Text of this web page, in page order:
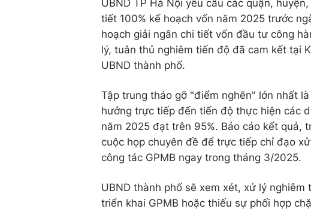
UBND TP Hà Nội yêu cầu các quận,
tiết 100% kế hoạch vốn năm 2025 trước
hoạch giải ngân chi tiết vốn đầu tư công
lý, tuân thủ nghiêm tiến độ đã cam kết tại
UBND thành phố.
Tập trung tháo gỡ "điểm nghẽn" lớn nhất
hưởng trực tiếp đến tiến độ thực hiện các
năm 2025 đạt trên 95%. Báo cáo kết quả,
cuộc họp chuyên đề để trực tiếp chỉ đạo
công tác GPMB ngay trong tháng 3/2025.
UBND thành phố sẽ xem xét, xử lý
triển khai GPMB hoặc thiếu sự phối hợp